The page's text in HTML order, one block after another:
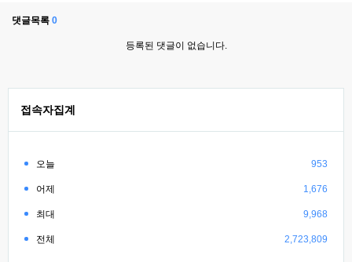
댓글목록 0
등록된 댓글이 없습니다.
접속자집계
오늘 953
어제 1,676
최대 9,968
전체 2,723,809